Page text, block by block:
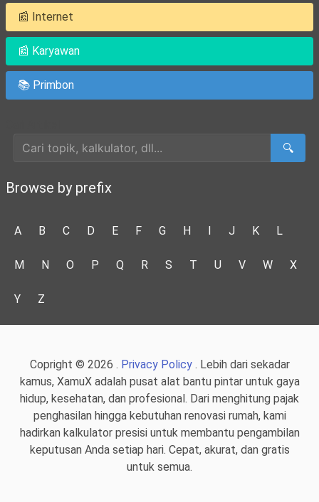
📰 Internet
📰 Karyawan
📚 Primbon
🔍
Browse by prefix
A B C D E F G H I J K L
M N O P Q R S T U V W X
Y Z
Copright © 2026 . Privacy Policy. Lebih dari sekadar
kamus, XamuX adalah pusat alat bantu pintar untuk gaya
hidup, kesehatan, dan profesional. Dari menghitung pajak
penghasilan hingga kebutuhan renovasi rumah, kami
hadirkan kalkulator presisi untuk membantu pengambilan
keputusan Anda setiap hari. Cepat, akurat, dan gratis
untuk semua.